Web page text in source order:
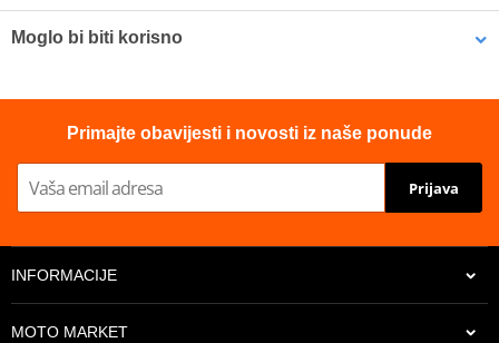
36,98 €
Na zalihi Na zalihi
Proizvođač
Moglo bi biti korisno
Primajte obavijesti i novosti iz naše ponude
Prijava
INFORMACIJE
MOTO MARKET